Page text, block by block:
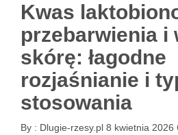
Kwas
przebarwienia i
skórę: łagodne
rozjaśnianie i
stosowania
By : Dlugie-rzesy.pl 8 kwietnia 2026